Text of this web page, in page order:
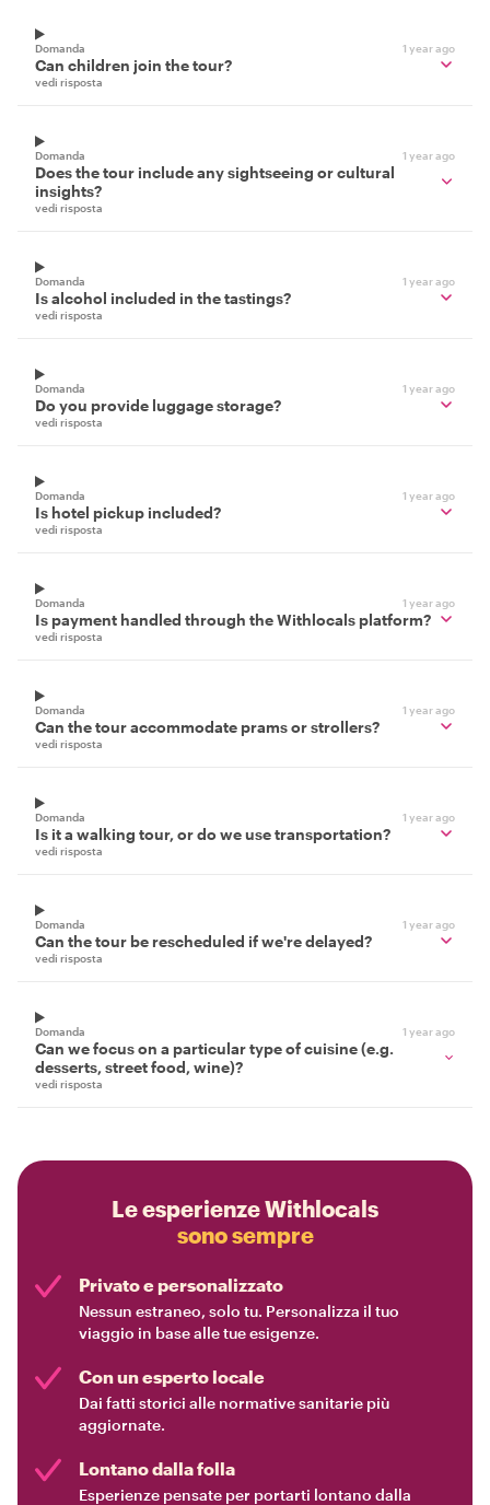
Domanda 1 year ago
Can children join the tour?
vedi risposta
Domanda 1 year ago
Does the tour include any sightseeing or cultural
insights?
vedi risposta
Domanda 1 year ago
Is alcohol included in the tastings?
vedi risposta
Domanda 1 year ago
Do you provide luggage storage?
vedi risposta
Domanda 1 year ago
Is hotel pickup included?
vedi risposta
Domanda 1 year ago
Is payment handled through the Withlocals platform?
vedi risposta
Domanda 1 year ago
Can the tour accommodate prams or strollers?
vedi risposta
Domanda 1 year ago
Is it a walking tour, or do we use transportation?
vedi risposta
Domanda 1 year ago
Can the tour be rescheduled if we're delayed?
vedi risposta
Domanda 1 year ago
Can we focus on a particular type of cuisine (e.g.
desserts, street food, wine)?
vedi risposta
Le esperienze Withlocals
sono sempre
Privato e personalizzato
Nessun estraneo, solo tu. Personalizza il tuo
viaggio in base alle tue esigenze.
Con un esperto locale
Dai fatti storici alle normative sanitarie più
aggiornate.
Lontano dalla folla
Esperienze pensate per portarti lontano dalla